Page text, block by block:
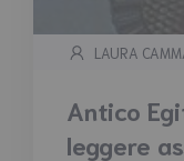
LAURA
Antico
leggere